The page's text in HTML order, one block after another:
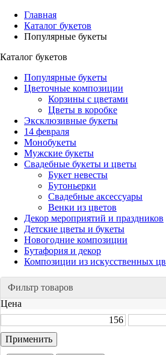
Главная
Каталог букетов
Популярные букеты
Каталог букетов
Популярные букеты
Цветочные композиции
Корзины с цветами
Цветы в коробке
Эксклюзивные букеты
14 февраля
Монобукеты
Мужские букеты
Свадебные букеты и цветы
Букет невесты
Бутоньерки
Свадебные аксессуары
Венки из цветов
Декор мероприятий и праздников
Детские цветы и букеты
Новогодние композиции
Бутафория и декор
Композиции из искусственных
Фильтр товаров
Цена
Применить